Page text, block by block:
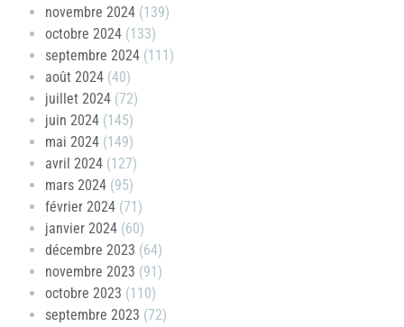
novembre 2024 (139)
octobre 2024 (133)
septembre 2024 (111)
août 2024 (40)
juillet 2024 (72)
juin 2024 (145)
mai 2024 (149)
avril 2024 (127)
mars 2024 (95)
février 2024 (71)
janvier 2024 (60)
décembre 2023 (64)
novembre 2023 (91)
octobre 2023 (110)
septembre 2023 (72)